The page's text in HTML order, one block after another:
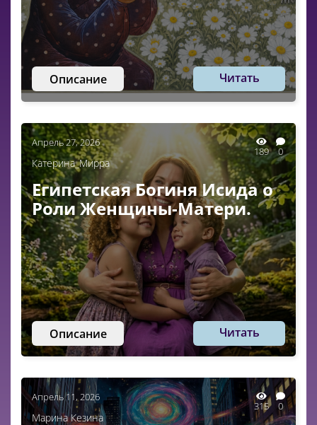
Описание Читать
Апрель 27, 2026
189 0
Катерина_Мирра
Египетская Богиня Исида о
Роли Женщины-Матери.
Описание Читать
Апрель 11, 2026
315 0
Марина Кезина